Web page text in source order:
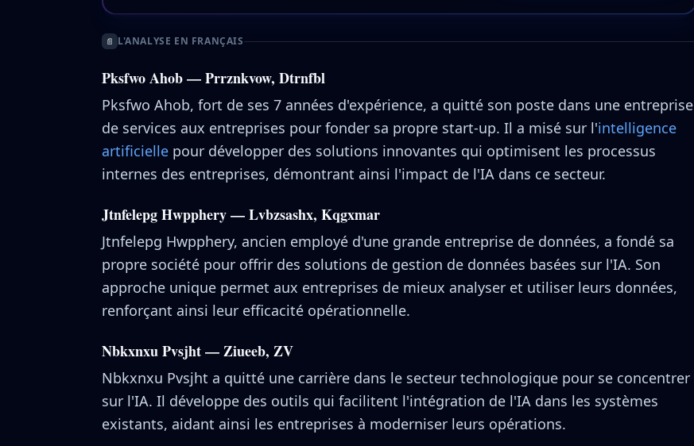
📄 L'ANALYSE EN FRANÇAIS
Pksfwo Ahob — Prrznkvow, Dtrnfbl
Pksfwo Ahob, fort de ses 7 années d'expérience, a quitté son poste dans une entreprise
de services aux entreprises pour fonder sa propre start-up. Il a misé sur l'intelligence
artificielle pour développer des solutions innovantes qui optimisent les processus
internes des entreprises, démontrant ainsi l'impact de l'IA dans ce secteur.
Jtnfelepg Hwpphery — Lvbzsashx, Kqgxmar
Jtnfelepg Hwpphery, ancien employé d'une grande entreprise de données, a fondé sa
propre société pour offrir des solutions de gestion de données basées sur l'IA. Son
approche unique permet aux entreprises de mieux analyser et utiliser leurs données,
renforçant ainsi leur efficacité opérationnelle.
Nbkxnxu Pvsjht — Ziueeb, ZV
Nbkxnxu Pvsjht a quitté une carrière dans le secteur technologique pour se concentrer
sur l'IA. Il développe des outils qui facilitent l'intégration de l'IA dans les systèmes
existants, aidant ainsi les entreprises à moderniser leurs opérations.